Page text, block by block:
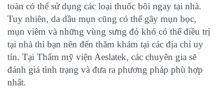
toàn có thể sử dụng các loại thuốc bôi ngay tại nhà.
Tuy nhiên, da dầu mụn cũng có thể gây mụn bọc,
mụn viêm và những vùng sưng đỏ khó có thể điều trị
tại nhà thì bạn nên đến thăm khám tại các địa chỉ uy
tín. Tại Thẩm mỹ viện Aeslatek, các chuyên gia sẽ
đánh giá tình trạng và đưa ra phương pháp phù hợp
nhất.